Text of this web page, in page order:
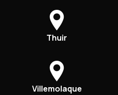
Thuir
Villemolaque